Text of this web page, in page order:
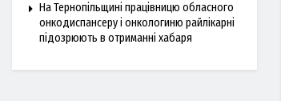
На Тернопільщині працівницю обласного
онкодиспансеру і онкологиню райлікарні
підозрюють в отриманні хабаря